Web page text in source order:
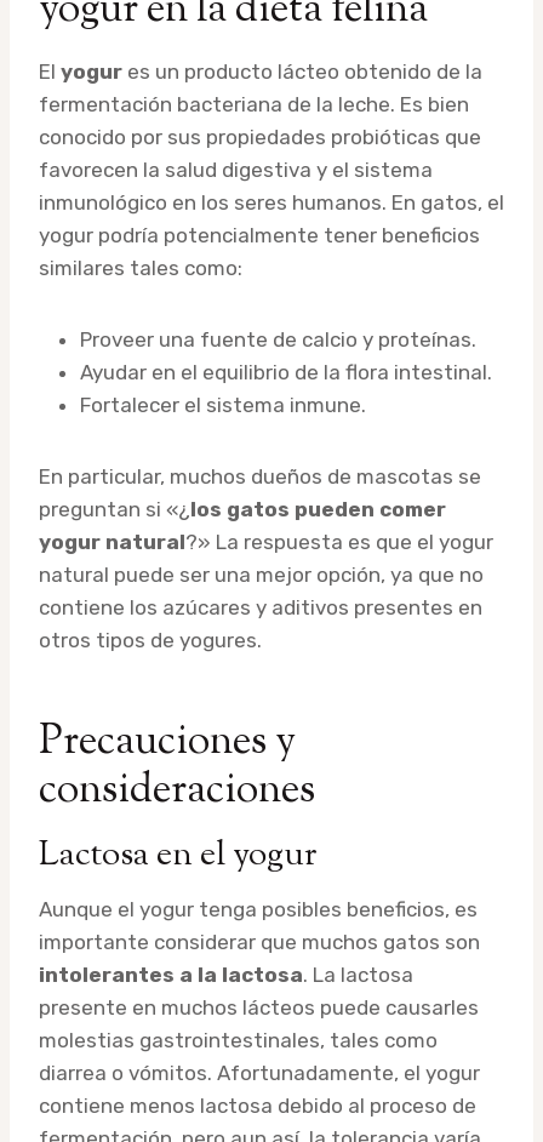
El yogur es un producto lácteo obtenido de la
fermentación bacteriana de la leche. Es bien
conocido por sus propiedades probióticas que
favorecen la salud digestiva y el sistema
inmunológico en los seres humanos. En gatos, el
yogur podría potencialmente tener beneficios
similares tales como:
Proveer una fuente de calcio y proteínas.
Ayudar en el equilibrio de la flora intestinal.
Fortalecer el sistema inmune.
En particular, muchos dueños de mascotas se
preguntan si «¿ los gatos pueden comer
yogur natural?» La respuesta es que el yogur
natural puede ser una mejor opción, ya que no
contiene los azúcares y aditivos presentes en
otros tipos de yogures.
Precauciones y
consideraciones
Lactosa en el yogur
Aunque el yogur tenga posibles beneficios, es
importante considerar que muchos gatos son
intolerantes a la lactosa. La lactosa
presente en muchos lácteos puede causarles
molestias gastrointestinales, tales como
diarrea o vómitos. Afortunadamente, el yogur
contiene menos lactosa debido al proceso de